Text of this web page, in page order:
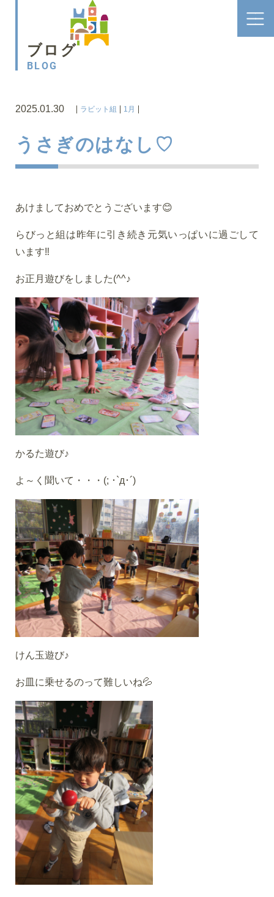
ブログ
BLOG
2025.01.30 ラビット組 1月
うさぎのはなし♡
あけましておめでとうございます😊
らびっと組は昨年に引き続き元気いっぱいに過ごして
います‼
お正月遊びをしました(^^♪
かるた遊び♪
よ～く聞いて・・・(; ･`д･´)
けん玉遊び♪
お皿に乗せるのって難しいね💦